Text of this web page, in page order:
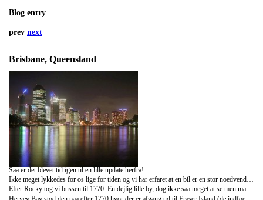
Blog entry
prev next
Brisbane, Queensland
Saa er det blevet tid igen til en lille update herfra!
Ikke meget lykkedes for os lige for tiden og vi har erfaret at en bil er en stor noedvendighed i dette land hvis man er interesseret i overhovedet at se noget. I Cairns kom vi ikke ud og saa regnskoven pga det kraevede en bil og det REGNEDE helt vildt. Vi naaede heldigvis at undslippe det vaerste regn i Cairns og hoerte senere at busserne havde problemer med at koere pga regnvejret. Vi tog efter Cairns til townsville hvorfra man kan tage til Magnetic Island (a.k.a. maggie). Her skulle vi bo hos Steve som arbejde paa Maggie og han ville gladeligt vise os rundt osv derovre. MEN vi havde aabentbart taget regnvejret med os fra cairns saa den oe fik vi ikke set hvor der ellers var flotte strande og koala bjoerne :( vi skyndte os derfor ud af byen og tog mod Rockhampton hvor vi havde hoert rygter om det var muligt at finde cowboys der, helt sikkert taenkte vi :) her fandt vi saa igen ud af vi skulle have en bil hvis vi ville ud og se nogle grotter fyldt med flagermus. det var simpelthen ikke muligt at komme derud paa andre maader. det var vi godt sure over. men derfra kunne man tage ud til en oe kaldet great keppel island hvor man ku snorkle og der ogsaa skulle vaere rigtigt fint. saa baseret paa info fra vores backpacker tog vi bussen og maate erfare ved faerge terminalen at faergen var sejlet en time foer og det kun var en dag om ugen den gik ti lden tid vi havde faaet af vide. ENDNU et mislykkedes forsoeg paa at faa set lidt af australiens land. MEN vi lader os ikke slaa ud saa nemt saa tog bussen videre til Emu Park. her var ingenting at se udover...... hmmmm.... ja det var noget kaldet "singing ship" som havde noget med james cook at goere. det begyndte igen at regne og turen saa mod Yeppoon. vi anede ik hva det var men navnet tiltalte os. her var heller ik noget at se, tjo en strand. men vi fik dejlig pizza her.
Efter Rocky tog vi bussen til 1770. En dejlig lille by, dog ikke saa meget at se men mange muligheder for diverse oplevelsesture. vi havde kun en enkelt nat her da dette besoeg slet ik var planlagt, saa dagen gik med en lille times tid paa stranden (selv den korte tid vi var der omkring kl 14.00 gav os den roedeste naese som stadig ik helt er kommet sig over chokket). derudover havde vi bestilt tur hos ScooterRoo som er nogle smaa knallert/chopper lignende maskiner pyntet med stars and stripes, ildfartstriber og diverse farver, de var SAA fede. Saa der koerte vi ud i omraadet i en kaempe flok med "guiden" som var saadan en rigtig biker type. saa sej han var. de ku alligevel komme op paa ca. 80 km/t de smaa maskiner. paa vejen fik vi set kaemguruer i levendelive og nogle af dem med smaa babyer paa maven!!!!!